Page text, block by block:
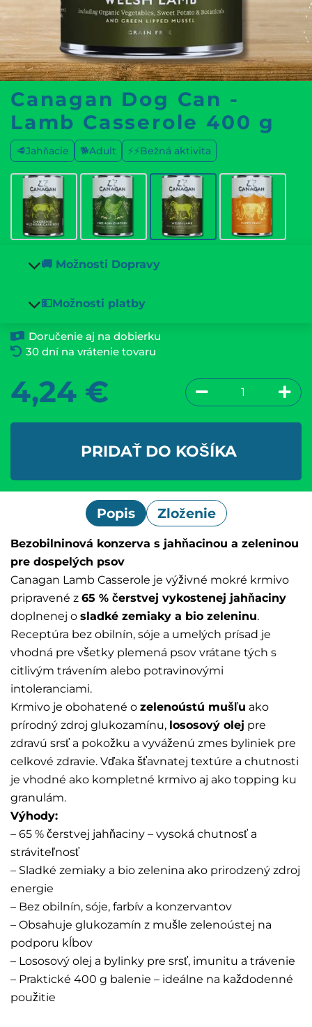
Canagan Dog Can -
Lamb Casserole 400 g
🥩Jahňacie 🐕Adult ⚡⚡Bežná aktivita
🚚 Možnosti Dopravy
💵Možnosti platby
Doručenie aj na dobierku
30 dní na vrátenie tovaru
4,24 €
PRIDAŤ DO KOŠÍKA
Popis Zloženie
Bezobilninová konzerva s jahňacinou a zeleninou
pre dospelých psov
Canagan Lamb Casserole je výživné mokré krmivo
pripravené z 65 % čerstvej vykostenej jahňaciny
doplnenej o sladké zemiaky a bio zeleninu.
Receptúra bez obilnín, sóje a umelých prísad je
vhodná pre všetky plemená psov vrátane tých s
citlivým trávením alebo potravinovými
intoleranciami.
Krmivo je obohatené o zelenoústú mušľu ako
prírodný zdroj glukozamínu, lososový olej pre
zdravú srsť a pokožku a vyváženú zmes byliniek pre
celkové zdravie. Vďaka šťavnatej textúre a chutnosti
je vhodné ako kompletné krmivo aj ako topping ku
granulám.
Výhody:
– 65 % čerstvej jahňaciny – vysoká chutnosť a
stráviteľnosť
– Sladké zemiaky a bio zelenina ako prirodzený zdroj
energie
– Bez obilnín, sóje, farbív a konzervantov
– Obsahuje glukozamín z mušle zelenoústej na
podporu kĺbov
– Lososový olej a bylinky pre srsť, imunitu a trávenie
– Praktické 400 g balenie – ideálne na každodenné
použitie